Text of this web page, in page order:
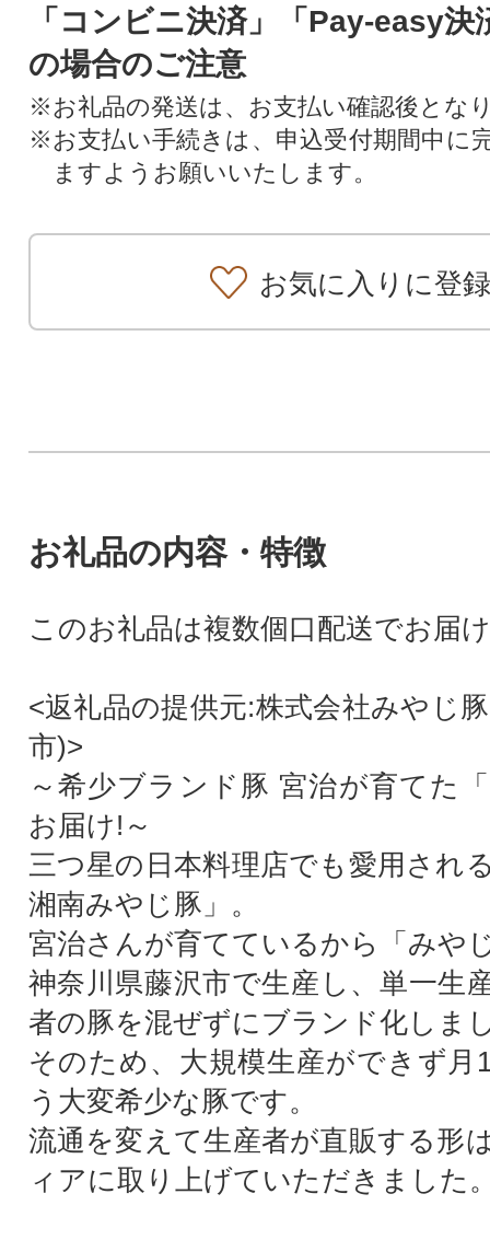
「コンビニ決済」「Pay-easy決
の場合のご注意
※お礼品の発送は、お支払い確認後とな
※お支払い手続きは、申込受付期間中に
ますようお願いいたします。
お気に入りに登録
お礼品の内容・特徴
このお礼品は複数個口配送でお届
<返礼品の提供元:株式会社みやじ
市)>
～希少ブランド豚 宮治が育てた
お届け!～
三つ星の日本料理店でも愛用され
湘南みやじ豚」。
宮治さんが育てているから「みや
神奈川県藤沢市で生産し、単一生
者の豚を混ぜずにブランド化しま
そのため、大規模生産ができず月
う大変希少な豚です。
流通を変えて生産者が直販する形
ィアに取り上げていただきました